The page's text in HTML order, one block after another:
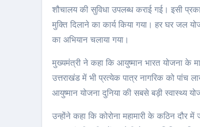
शौचालय की सुविधा उपलब्ध कराई गई। इसी
मुक्ति दिलाने का कार्य किया गया। हर घर
का अभियान चलाया गया।
मुख्यमंत्री ने कहा कि आयुष्मान भारत योजना के
उत्तराखंड में भी प्रत्येक पात्र नागरिक को पांच
आयुष्मान योजना दुनिया की सबसे बड़ी स्वास्थ्य
उन्होंने कहा कि कोरोना महामारी के कठिन दौर